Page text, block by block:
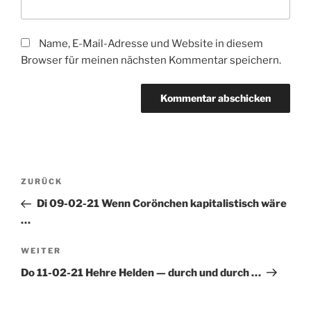
Name, E-Mail-Adresse und Website in diesem
Browser für meinen nächsten Kommentar speichern.
Beitragsnavigation
Vorheriger
Beitrag
ZURÜCK
Di 09-02-21 Wenn Corönchen kapitalistisch wäre
…
Nächster
Beitrag
WEITER
Do 11-02-21 Hehre Helden — durch und durch …